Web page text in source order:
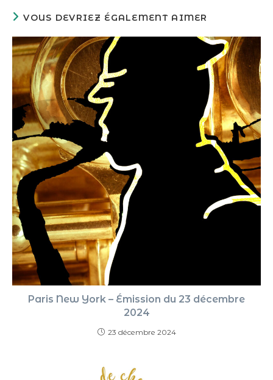
VOUS DEVRIEZ ÉGALEMENT AIMER
Paris New York – Émission du 23 décembre
2024
23 décembre 2024